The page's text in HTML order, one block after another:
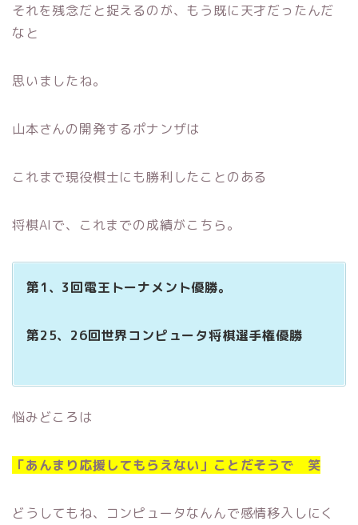
それを残念だと捉えるのが、もう既に天才だったんだ
なと
思いましたね。
山本さんの開発するポナンザは
これまで現役棋士にも勝利したことのある
将棋AIで、これまでの成績がこちら。
第1、3回電王トーナメント優勝。
第25、26回世界コンピュータ将棋選手権優勝
悩みどころは
「あんまり応援してもらえない」ことだそうで 笑
どうしてもね、コンピュータなんんで感情移入しにく